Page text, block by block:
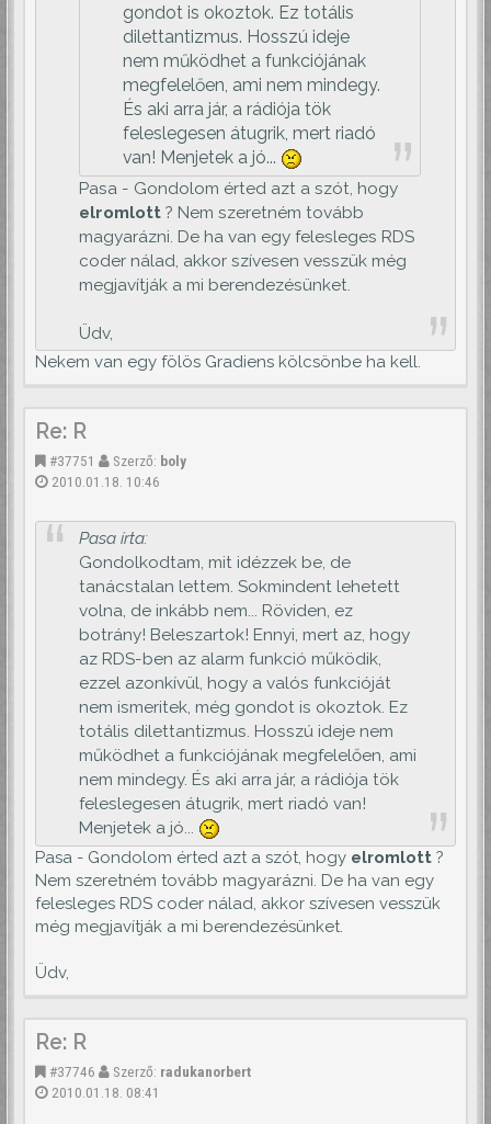
gondot is okoztok. Ez totális
dilettantizmus. Hosszú ideje
nem működhet a funkciójának
megfelelően, ami nem mindegy.
És aki arra jár, a rádiója tök
feleslegesen átugrik, mert riadó
van! Menjetek a jó...
Pasa - Gondolom érted azt a szót, hogy
elromlott? Nem szeretném tovább
magyarázni. De ha van egy felesleges RDS
coder nálad, akkor szívesen vesszük még
megjavítják a mi berendezésünket.
Üdv,
Nekem van egy fölös Gradiens kölcsönbe ha kell.
Re: R
#37751 Szerző: boly
2010.01.18. 10:46
Pasa írta:
Gondolkodtam, mit idézzek be, de
tanácstalan lettem. Sokmindent lehetett
volna, de inkább nem... Röviden, ez
botrány! Beleszartok! Ennyi, mert az, hogy
az RDS-ben az alarm funkció működik,
ezzel azonkívül, hogy a valós funkcióját
nem ismeritek, még gondot is okoztok. Ez
totális dilettantizmus. Hosszú ideje nem
működhet a funkciójának megfelelően, ami
nem mindegy. És aki arra jár, a rádiója tök
feleslegesen átugrik, mert riadó van!
Menjetek a jó...
Pasa - Gondolom érted azt a szót, hogy elromlott ?
Nem szeretném tovább magyarázni. De ha van egy
felesleges RDS coder nálad, akkor szívesen vesszük
még megjavítják a mi berendezésünket.
Üdv,
Re: R
#37746 Szerző: radukanorbert
2010.01.18. 08:41